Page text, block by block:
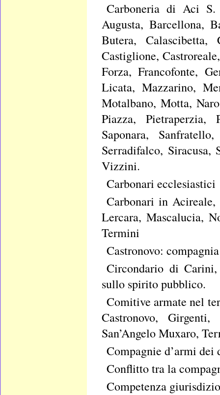
Carboneria di Aci S.
Augusta, Barcellona,
Butera, Calascibetta,
Castiglione,
Forza, Francofonte,
Licata, Mazzarino,
Motalbano, Motta,
Piazza, Pietraperzia,
Saponara,
Serradifalco,
Vizzini.
Carbonari ecclesiastici
Carbonari in Acireale,
Lercara, Mascalucia,
Termini
Castronovo:
Circondario di
sullo spirito pubblico.
Comitive armate nel
Castronovo,
San’Angelo Muxaro,
Compagnie d’armi
Conflitto tra la
Competenza